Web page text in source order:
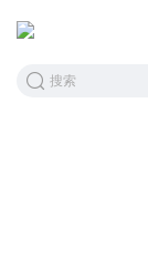
搜索